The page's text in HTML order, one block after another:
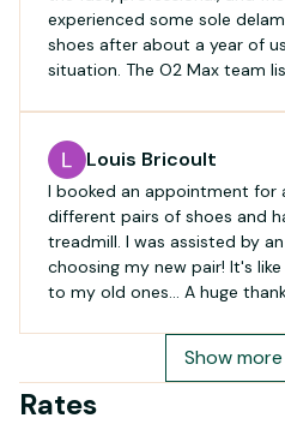
supplémentaire
• Système de chargement par
sécurisée par cordon
• Ouverture verticale zippée
accéder rapidement au
• Compartiment inférieur zippé
maintenir vos affaires rangées et
experienced some sole
shoes after about a year of
situation. The O2 Max team
so much for your
Boris
Louis Bricoult
I booked an appointment
different pairs of shoes and
treadmill. I was assisted by
choosing my new pair! It's
to my old ones... A huge
recommend them!
Show
Rates